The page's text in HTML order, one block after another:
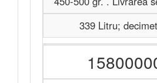
339 Litru;